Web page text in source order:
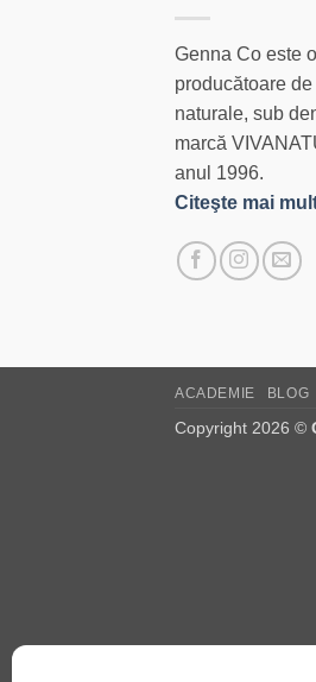
Genna Co este
producătoare
naturale, sub
marcă
anul 1996.
Citeşte mai
ACADEMIE BLOG
Copyright 2026 ©